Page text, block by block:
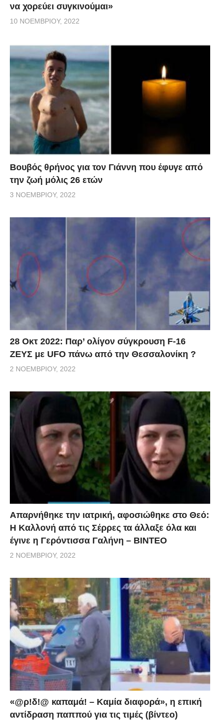
να χορεύει συγκινούμαι»
10 ΝΟΕΜΒΡΊΟΥ, 2022
Βουβός θρήνος για τον Γιάννη που έφυγε από
την ζωή μόλις 26 ετών
3 ΝΟΕΜΒΡΊΟΥ, 2022
28 Οκτ 2022: Παρ’ ολίγον σύγκρουση F-16
ΖΕΥΣ με UFO πάνω από την Θεσσαλονίκη ?
2 ΝΟΕΜΒΡΊΟΥ, 2022
Απαρνήθηκε την ιατρική, αφοσιώθηκε στο Θεό:
Η Καλλονή από τις Σέρρες τα άλλαξε όλα και
έγινε η Γερόντισσα Γαλήνη – ΒΙΝΤΕΟ
2 ΝΟΕΜΒΡΊΟΥ, 2022
«@ρ!δ!@ καπαμά! – Καμία διαφορά», η επική
αντίδραση παππού για τις τιμές (βίντεο)